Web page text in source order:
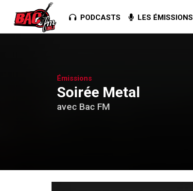
PODCASTS LES ÉMISSIONS
Émissions
Soirée Metal
avec Bac FM